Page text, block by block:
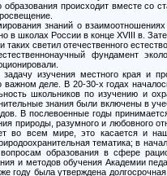
происходит вместе со
знаний о
в школах России в конце XVIII в.
светил отечественного
фундамент
изучения местного края и
деле. В 20-30-х годах
школьников по изучению и
знания были включены в
В послевоенные годы
природы, разумного и любовного
во всем мире, это касается и
тематика; в
образования в сфере
и методов обучения Академии
году была утверждена